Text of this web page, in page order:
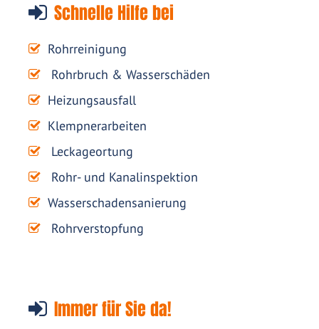
Schnelle Hilfe bei
Rohrreinigung
Rohrbruch & Wasserschäden
Heizungsausfall
Klempnerarbeiten
Leckageortung
Rohr- und Kanalinspektion
Wasserschadensanierung
Rohrverstopfung
Immer für Sie da!